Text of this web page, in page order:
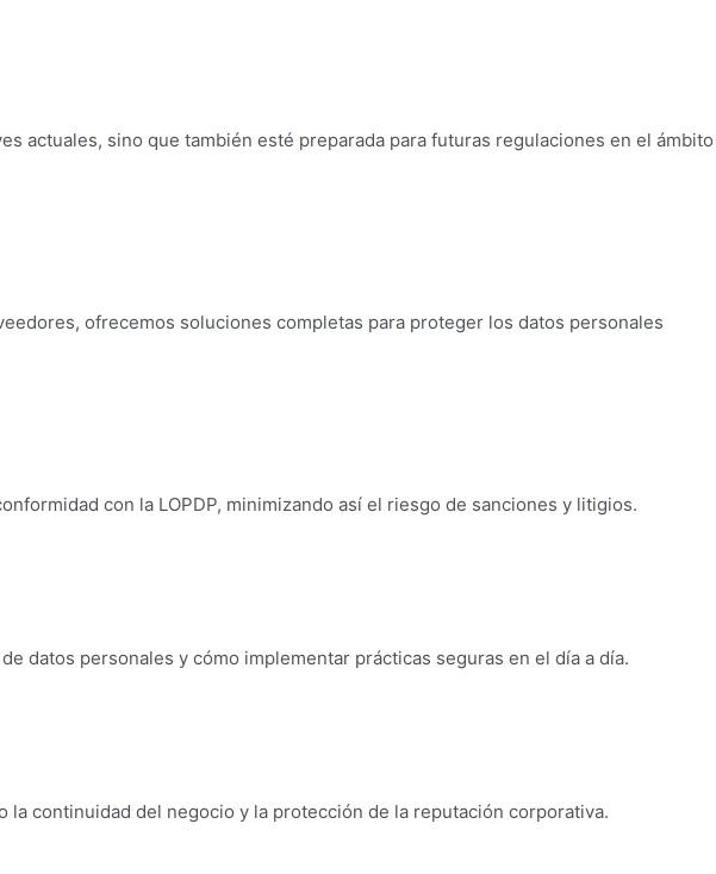
actuales, sino que también esté preparada para futuras regulaciones en el ámbito
ofrecemos soluciones completas para proteger los datos personales
con la LOPDP, minimizando así el riesgo de sanciones y litigios.
datos personales y cómo implementar prácticas seguras en el día a día.
continuidad del negocio y la protección de la reputación corporativa.